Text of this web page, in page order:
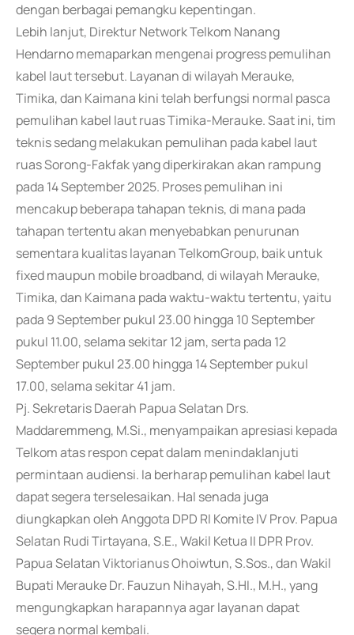
dengan berbagai pemangku kepentingan.
Lebih lanjut, Direktur Network Telkom Nanang
Hendarno memaparkan mengenai progress pemulihan
kabel laut tersebut. Layanan di wilayah Merauke,
Timika, dan Kaimana kini telah berfungsi normal pasca
pemulihan kabel laut ruas Timika-Merauke. Saat ini, tim
teknis sedang melakukan pemulihan pada kabel laut
ruas Sorong-Fakfak yang diperkirakan akan rampung
pada 14 September 2025. Proses pemulihan ini
mencakup beberapa tahapan teknis, di mana pada
tahapan tertentu akan menyebabkan penurunan
sementara kualitas layanan TelkomGroup, baik untuk
fixed maupun mobile broadband, di wilayah Merauke,
Timika, dan Kaimana pada waktu-waktu tertentu, yaitu
pada 9 September pukul 23.00 hingga 10 September
pukul 11.00, selama sekitar 12 jam, serta pada 12
September pukul 23.00 hingga 14 September pukul
17.00, selama sekitar 41 jam.
Pj. Sekretaris Daerah Papua Selatan Drs.
Maddaremmeng, M.Si., menyampaikan apresiasi kepada
Telkom atas respon cepat dalam menindaklanjuti
permintaan audiensi. Ia berharap pemulihan kabel laut
dapat segera terselesaikan. Hal senada juga
diungkapkan oleh Anggota DPD RI Komite IV Prov. Papua
Selatan Rudi Tirtayana, S.E., Wakil Ketua II DPR Prov.
Papua Selatan Viktorianus Ohoiwtun, S.Sos., dan Wakil
Bupati Merauke Dr. Fauzun Nihayah, S.HI., M.H., yang
mengungkapkan harapannya agar layanan dapat
segera normal kembali.